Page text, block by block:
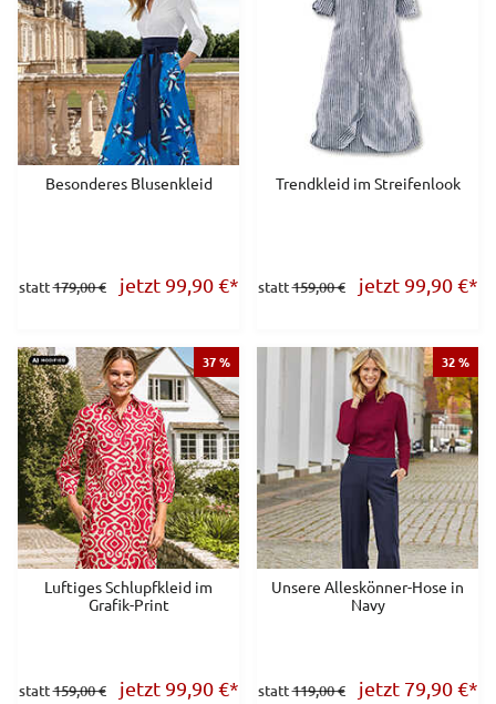
Besonderes Blusenkleid
statt179,00 € jetzt 99,90€*
Trendkleid im Streifenlook
statt159,00 € jetzt 99,90€*
37 %
Luftiges Schlupfkleid im
Grafik-Print
statt159,00 € jetzt 99,90€*
32 %
Unsere Alleskönner-Hose in
Navy
statt119,00 € jetzt 79,90€*